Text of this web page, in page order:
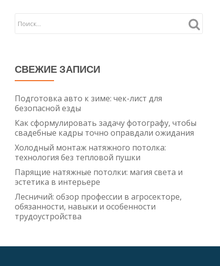
СВЕЖИЕ ЗАПИСИ
Подготовка авто к зиме: чек-лист для
безопасной езды
Как сформулировать задачу фотографу, чтобы
свадебные кадры точно оправдали ожидания
Холодный монтаж натяжного потолка:
технология без тепловой пушки
Парящие натяжные потолки: магия света и
эстетика в интерьере
Лесничий: обзор профессии в агросекторе,
обязанности, навыки и особенности
трудоустройства